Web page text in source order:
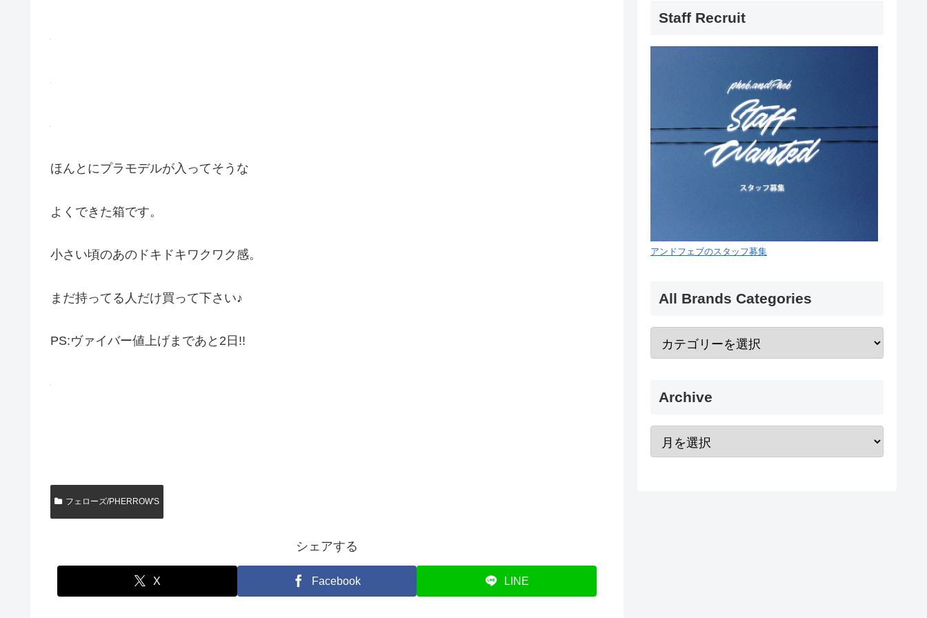
ほんとにプラモデルが入ってそうな
よくできた箱です。
小さい頃のあのドキドキワクワク感。
まだ持ってる人だけ買って下さい♪
PS:ヴァイバー値上げまであと2日!!
フェローズ/PHERROW'S
シェアする
X Facebook LINE
Staff Recruit
アンドフェブのスタッフ募集
All Brands Categories
Archive